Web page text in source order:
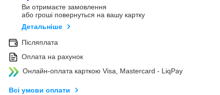
Ви отримаєте замовлення
або гроші повернуться на вашу картку
Детальніше
Післяплата
Оплата на рахунок
Онлайн-оплата карткою Visa, Mastercard - LiqPay
Всі умови оплати